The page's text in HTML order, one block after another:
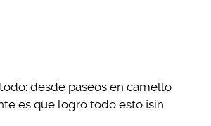
desde paseos en camello
es que logró todo esto ¡sin